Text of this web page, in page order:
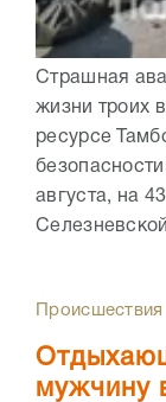
Страшная
жизни троих
ресурсе
августа, на
Происшествия
мужчину